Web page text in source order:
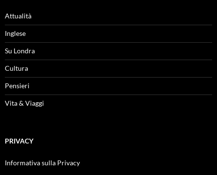
Attualità
Inglese
Su Londra
Cultura
Pensieri
Vita & Viaggi
PRIVACY
Informativa sulla Privacy